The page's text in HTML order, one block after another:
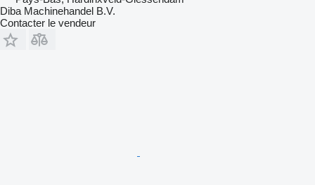
Diba Machinehandel B.V.
Contacter le vendeur